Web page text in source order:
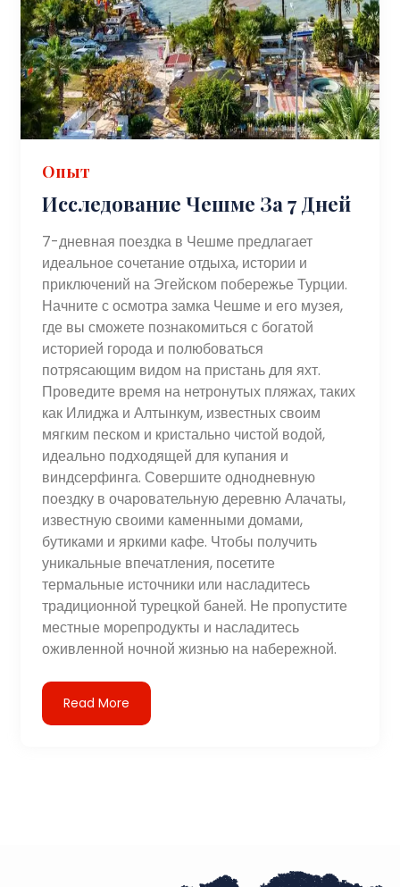
Опыт
Исследование Чешме За 7 Дней
7-дневная поездка в Чешме предлагает
идеальное сочетание отдыха, истории и
приключений на Эгейском побережье Турции.
Начните с осмотра замка Чешме и его музея,
где вы сможете познакомиться с богатой
историей города и полюбоваться
потрясающим видом на пристань для яхт.
Проведите время на нетронутых пляжах, таких
как Илиджа и Алтынкум, известных своим
мягким песком и кристально чистой водой,
идеально подходящей для купания и
виндсерфинга. Совершите однодневную
поездку в очаровательную деревню Алачаты,
известную своими каменными домами,
бутиками и яркими кафе. Чтобы получить
уникальные впечатления, посетите
термальные источники или насладитесь
традиционной турецкой баней. Не пропустите
местные морепродукты и насладитесь
оживленной ночной жизнью на набережной.
Read More